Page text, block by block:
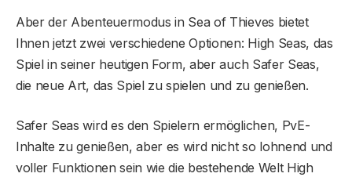
Aber der Abenteuermodus in Sea of ​​Thieves bietet
Ihnen jetzt zwei verschiedene Optionen: High Seas, das
Spiel in seiner heutigen Form, aber auch Safer Seas,
die neue Art, das Spiel zu spielen und zu genießen.
Safer Seas wird es den Spielern ermöglichen, PvE-
Inhalte zu genießen, aber es wird nicht so lohnend und
voller Funktionen sein wie die bestehende Welt High